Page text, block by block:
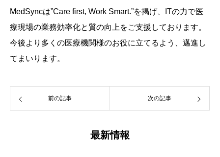
MedSyncは”Care first, Work Smart.”を掲げ、ITの力で医
療現場の業務効率化と質の向上をご支援しております。
今後より多くの医療機関様のお役に立てるよう、邁進し
てまいります。
前の記事 次の記事
最新情報